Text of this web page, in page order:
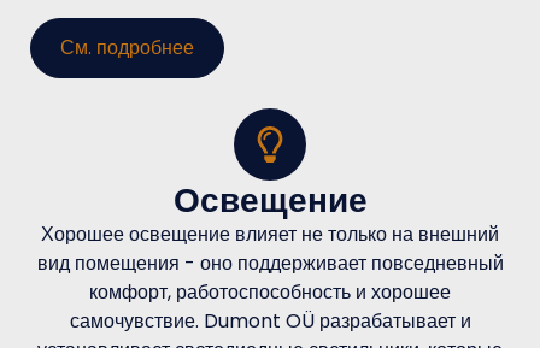
См. подробнее
Освещение
Хорошее освещение влияет не только на внешний
вид помещения - оно поддерживает повседневный
комфорт, работоспособность и хорошее
самочувствие. Dumont OÜ разрабатывает и